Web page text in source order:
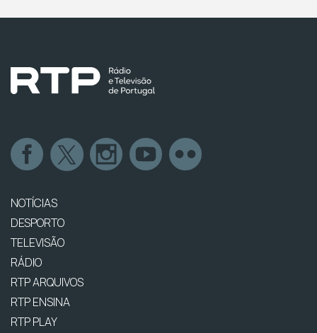
NOTÍCIAS
DESPORTO
TELEVISÃO
RÁDIO
RTP ARQUIVOS
RTP ENSINA
RTP PLAY